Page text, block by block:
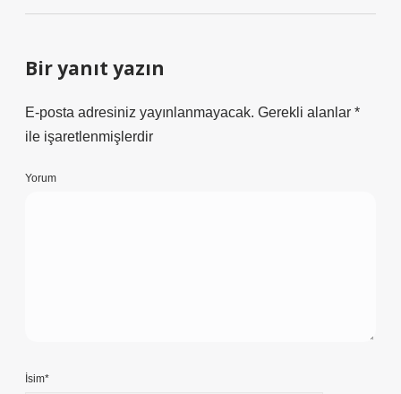
Bir yanıt yazın
E-posta adresiniz yayınlanmayacak. Gerekli alanlar *
ile işaretlenmişlerdir
Yorum
İsim*